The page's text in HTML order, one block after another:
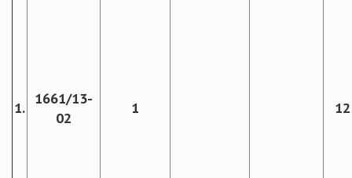
1.
1661/13-
02
1 12